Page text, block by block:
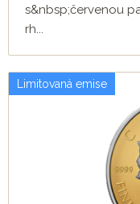
s&nbsp;červenou
rh...
Limitovaná emise